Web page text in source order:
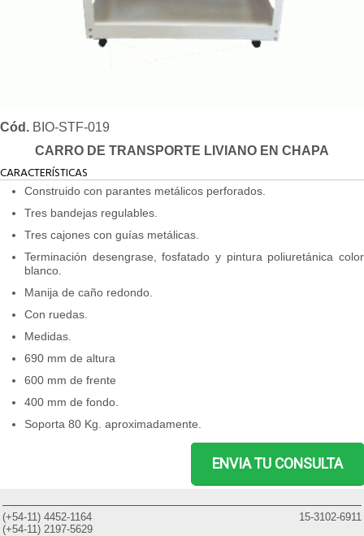
Cód. BIO-STF-019
CARRO DE TRANSPORTE LIVIANO EN CHAPA
CARACTERÍSTICAS
Construido con parantes metálicos perforados.
Tres bandejas regulables.
Tres cajones con guías metálicas.
Terminación desengrase, fosfatado y pintura poliuretánica color
blanco.
Manija de caño redondo.
Con ruedas.
Medidas.
690 mm de altura
600 mm de frente
400 mm de fondo.
Soporta 80 Kg. aproximadamente.
ENVIA TU CONSULTA
(+54-11) 4452-1164
(+54-11) 2197-5629
15-3102-6911